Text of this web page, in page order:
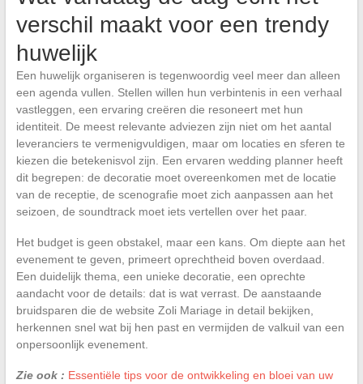
verschil maakt voor een trendy
huwelijk
Een huwelijk organiseren is tegenwoordig veel meer dan alleen
een agenda vullen. Stellen willen hun verbintenis in een verhaal
vastleggen, een ervaring creëren die resoneert met hun
identiteit. De meest relevante adviezen zijn niet om het aantal
leveranciers te vermenigvuldigen, maar om locaties en sferen te
kiezen die betekenisvol zijn. Een ervaren wedding planner heeft
dit begrepen: de decoratie moet overeenkomen met de locatie
van de receptie, de scenografie moet zich aanpassen aan het
seizoen, de soundtrack moet iets vertellen over het paar.
Het budget is geen obstakel, maar een kans. Om diepte aan het
evenement te geven, primeert oprechtheid boven overdaad.
Een duidelijk thema, een unieke decoratie, een oprechte
aandacht voor de details: dat is wat verrast. De aanstaande
bruidsparen die de website Zoli Mariage in detail bekijken,
herkennen snel wat bij hen past en vermijden de valkuil van een
onpersoonlijk evenement.
Zie ook : Essentiële tips voor de ontwikkeling en bloei van uw